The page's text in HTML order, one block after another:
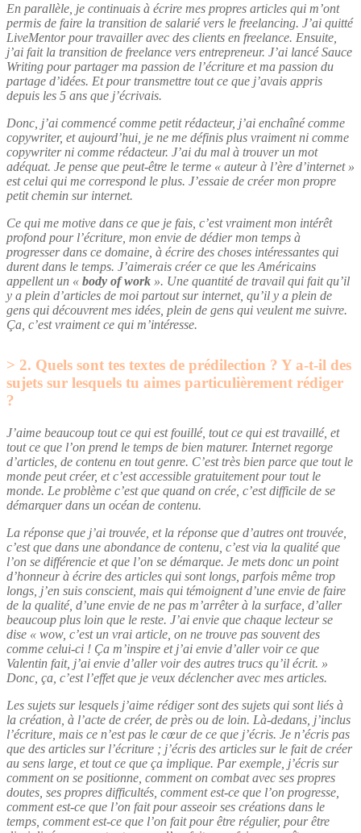
En parallèle, je continuais à écrire mes propres articles qui m’ont
permis de faire la transition de salarié vers le freelancing. J’ai quitté
LiveMentor pour travailler avec des clients en freelance. Ensuite,
j’ai fait la transition de freelance vers entrepreneur. J’ai lancé Sauce
Writing pour partager ma passion de l’écriture et ma passion du
partage d’idées. Et pour transmettre tout ce que j’avais appris
depuis les 5 ans que j’écrivais.
Donc, j’ai commencé comme petit rédacteur, j’ai enchaîné comme
copywriter, et aujourd’hui, je ne me définis plus vraiment ni comme
copywriter ni comme rédacteur. J’ai du mal à trouver un mot
adéquat. Je pense que peut-être le terme « auteur à l’ère d’internet »
est celui qui me correspond le plus. J’essaie de créer mon propre
petit chemin sur internet.
Ce qui me motive dans ce que je fais, c’est vraiment mon intérêt
profond pour l’écriture, mon envie de dédier mon temps à
progresser dans ce domaine, à écrire des choses intéressantes qui
durent dans le temps. J’aimerais créer ce que les Américains
appellent un « body of work ». Une quantité de travail qui fait qu’il
y a plein d’articles de moi partout sur internet, qu’il y a plein de
gens qui découvrent mes idées, plein de gens qui veulent me suivre.
Ça, c’est vraiment ce qui m’intéresse.
2. Quels sont tes textes de prédilection ? Y a-t-il des
sujets sur lesquels tu aimes particulièrement rédiger
?
J’aime beaucoup tout ce qui est fouillé, tout ce qui est travaillé, et
tout ce que l’on prend le temps de bien maturer. Internet regorge
d’articles, de contenu en tout genre. C’est très bien parce que tout le
monde peut créer, et c’est accessible gratuitement pour tout le
monde. Le problème c’est que quand on crée, c’est difficile de se
démarquer dans un océan de contenu.
La réponse que j’ai trouvée, et la réponse que d’autres ont trouvée,
c’est que dans une abondance de contenu, c’est via la qualité que
l’on se différencie et que l’on se démarque. Je mets donc un point
d’honneur à écrire des articles qui sont longs, parfois même trop
longs, j’en suis conscient, mais qui témoignent d’une envie de faire
de la qualité, d’une envie de ne pas m’arrêter à la surface, d’aller
beaucoup plus loin que le reste. J’ai envie que chaque lecteur se
dise « wow, c’est un vrai article, on ne trouve pas souvent des
comme celui-ci ! Ça m’inspire et j’ai envie d’aller voir ce que
Valentin fait, j’ai envie d’aller voir des autres trucs qu’il écrit. »
Donc, ça, c’est l’effet que je veux déclencher avec mes articles.
Les sujets sur lesquels j’aime rédiger sont des sujets qui sont liés à
la création, à l’acte de créer, de près ou de loin. Là-dedans, j’inclus
l’écriture, mais ce n’est pas le cœur de ce que j’écris. Je n’écris pas
que des articles sur l’écriture ; j’écris des articles sur le fait de créer
au sens large, et tout ce que ça implique. Par exemple, j’écris sur
comment on se positionne, comment on combat avec ses propres
doutes, ses propres difficultés, comment est-ce que l’on progresse,
comment est-ce que l’on fait pour asseoir ses créations dans le
temps, comment est-ce que l’on fait pour être régulier, pour être